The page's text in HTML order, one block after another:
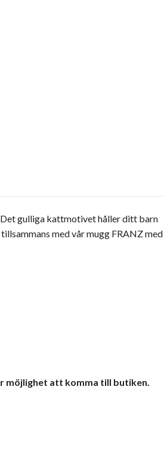
Det gulliga kattmotivet håller ditt barn
med vår mugg FRANZ med
möjlighet att komma till butiken.